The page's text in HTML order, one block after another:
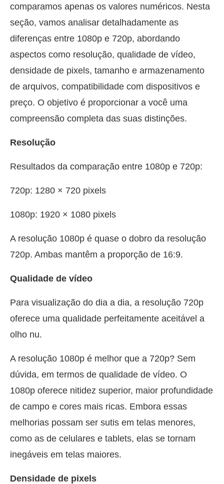
comparamos apenas os valores numéricos. Nesta
seção, vamos analisar detalhadamente as
diferenças entre 1080p e 720p, abordando
aspectos como resolução, qualidade de vídeo,
densidade de pixels, tamanho e armazenamento
de arquivos, compatibilidade com dispositivos e
preço. O objetivo é proporcionar a você uma
compreensão completa das suas distinções.
Resolução
Resultados da comparação entre 1080p e 720p:
720p: 1280 × 720 pixels
1080p: 1920 × 1080 pixels
A resolução 1080p é quase o dobro da resolução
720p. Ambas mantêm a proporção de 16:9.
Qualidade de vídeo
Para visualização do dia a dia, a resolução 720p
oferece uma qualidade perfeitamente aceitável a
olho nu.
A resolução 1080p é melhor que a 720p? Sem
dúvida, em termos de qualidade de vídeo. O
1080p oferece nitidez superior, maior profundidade
de campo e cores mais ricas. Embora essas
melhorias possam ser sutis em telas menores,
como as de celulares e tablets, elas se tornam
inegáveis em telas maiores.
Densidade de pixels